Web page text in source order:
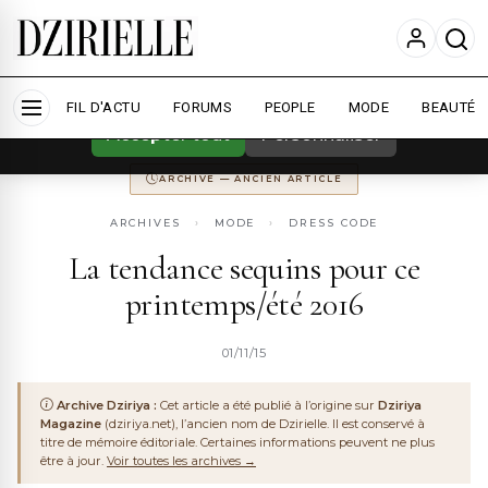
Nous utilisons des cookies pour améliorer
votre expérience et mesurer l'audience. En
Accepter tout Personnaliser
FIL D'ACTU FORUMS PEOPLE MODE BEAUTÉ
CONSERVÉ POUR LA MÉMOIRE DU WEB ALGÉRIEN
ARCHIVE — ANCIEN ARTICLE
ARCHIVES › MODE › DRESS CODE
La tendance sequins pour ce
printemps/été 2016
01/11/15
Archive Dziriya : Cet article a été publié à l’origine sur Dziriya
Magazine (dziriya.net), l’ancien nom de Dzirielle. Il est conservé à
titre de mémoire éditoriale. Certaines informations peuvent ne plus
être à jour. Voir toutes les archives →